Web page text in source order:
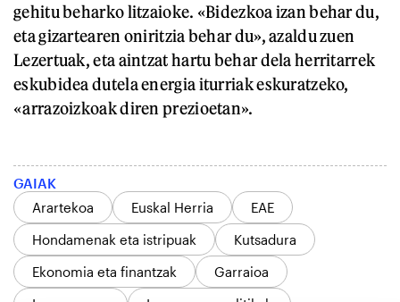
gehitu beharko litzaioke. «Bidezkoa izan behar du,
eta gizartearen oniritzia behar du», azaldu zuen
Lezertuak, eta aintzat hartu behar dela herritarrek
eskubidea dutela energia iturriak eskuratzeko,
«arrazoizkoak diren prezioetan».
GAIAK
Arartekoa
Euskal Herria
EAE
Hondamenak eta istripuak
Kutsadura
Ekonomia eta finantzak
Garraioa